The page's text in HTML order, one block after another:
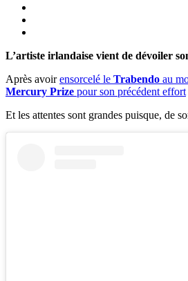
L’artiste irlandaise vient de dévoiler
Après avoirensorcelé le Trabendo au
Mercury Prize pour son précédent effort
Et les attentes sont grandes puisque, de